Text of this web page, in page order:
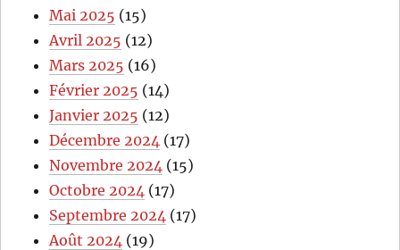
Mai 2025 (15)
Avril 2025 (12)
Mars 2025 (16)
Février 2025 (14)
Janvier 2025 (12)
Décembre 2024 (17)
Novembre 2024 (15)
Octobre 2024 (17)
Septembre 2024 (17)
Août 2024 (19)